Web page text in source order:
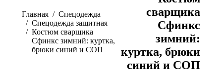
Вы здесь:
Главная
Спецодежда
Спецодежда защитная
Костюм сварщика
Сфинкс зимний: куртка,
брюки синий и СОП
сварщика
Сфинкс
зимний:
куртка, брюки
синий и СОП